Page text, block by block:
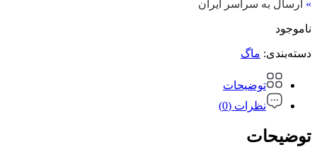
» ارسال به سراسر ایران
ناموجود
دسته‌بندی: ماگ
توضیحات
نظرات (0)
توضیحات